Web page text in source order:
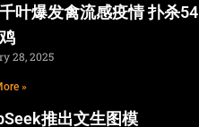
叶爆发禽流感疫情 扑杀54
28, 2025
»
推出文生图模